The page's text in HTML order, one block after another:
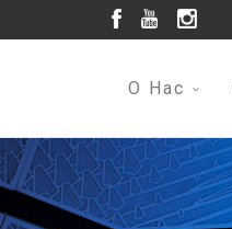
О Нас